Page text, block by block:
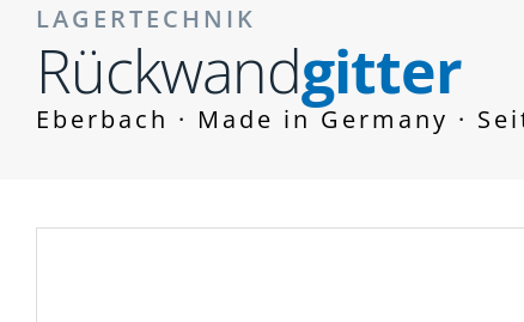
LAGERTECHNIK
Rückwandgitter
Eberbach · Made in Germany ·